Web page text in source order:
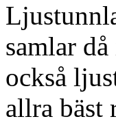
samlar
också
allra bäst